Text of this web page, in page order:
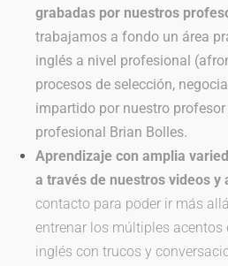
grabadas por nuestros
trabajamos a fondo un área
inglés a nivel profesional
procesos de selección,
impartido por nuestro
profesional Brian Bolles.
Aprendizaje con amplia
a través de nuestros videos y
contacto para poder ir más
entrenar los múltiples acentos
inglés con trucos y